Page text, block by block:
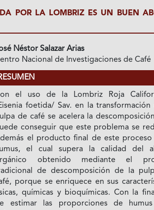
POR LA LOMBRIZ ES UN BUEN
Néstor Salazar Arias
Nacional de Investigaciones de Café
el uso de la Lombriz Roja
foetida/ Sav. en la transformación
de café se acelera la
conseguir que este problema se
el producto final de este proceso
el cual supera la calidad del
obtenido mediante el
de descomposición de la
porque se enriquece en sus
químicas y bioquímicas. Con la
estimar las proporciones de